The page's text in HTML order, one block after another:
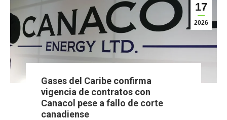
17
2026
Gases del Caribe confirma
vigencia de contratos con
Canacol pese a fallo de corte
canadiense